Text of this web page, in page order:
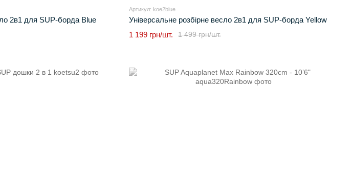
2в1 для SUP-борда Blue
Артикул: koe2blue
Універсальне розбірне весло 2в1 для SUP-борда Yellow
1 499 грн/шт.
1 199 грн/шт.